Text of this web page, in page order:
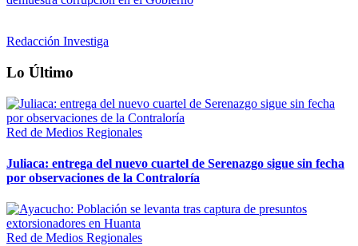
Redacción Investiga
Lo Último
Red de Medios Regionales
Juliaca: entrega del nuevo cuartel de Serenazgo sigue sin fecha
por observaciones de la Contraloría
Red de Medios Regionales